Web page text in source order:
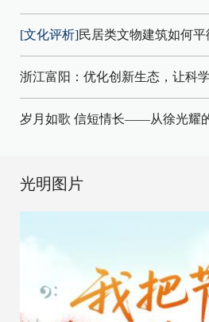
[文化评析]民居类文物建筑如何
浙江富阳：优化创新生态，让科
岁月如歌 信短情长——从徐光耀
光明图片